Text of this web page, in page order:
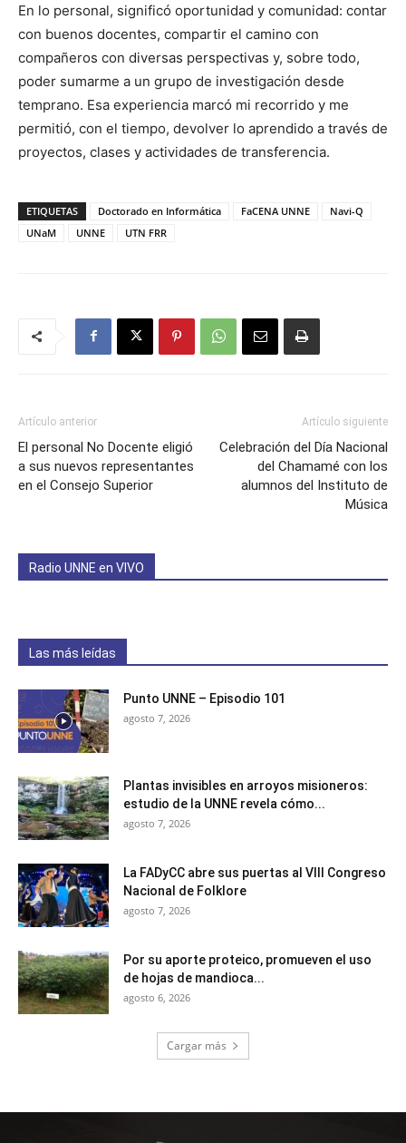
En lo personal, significó oportunidad y comunidad: contar
con buenos docentes, compartir el camino con
compañeros con diversas perspectivas y, sobre todo,
poder sumarme a un grupo de investigación desde
temprano. Esa experiencia marcó mi recorrido y me
permitió, con el tiempo, devolver lo aprendido a través de
proyectos, clases y actividades de transferencia.
ETIQUETAS Doctorado en Informática FaCENA UNNE
Navi-Q
UNaM
UNNE UTN FRR
Artículo anterior
El personal No Docente eligió
a sus nuevos representantes
en el Consejo Superior
Artículo siguiente
Celebración del Día Nacional
del Chamamé con los
alumnos del Instituto de
Música
Radio UNNE en VIVO
Las más leídas
Punto UNNE – Episodio 101
agosto 7, 2026
Plantas invisibles en arroyos misioneros:
estudio de la UNNE revela cómo...
agosto 7, 2026
La FADyCC abre sus puertas al VIII Congreso
Nacional de Folklore
agosto 7, 2026
Por su aporte proteico, promueven el uso
de hojas de mandioca...
agosto 6, 2026
Cargar más